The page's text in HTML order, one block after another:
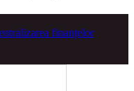
finanțelor